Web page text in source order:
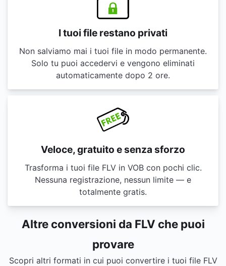
I tuoi file restano privati
Non salviamo mai i tuoi file in modo permanente.
Solo tu puoi accedervi e vengono eliminati
automaticamente dopo 2 ore.
Veloce, gratuito e senza sforzo
Trasforma i tuoi file FLV in VOB con pochi clic.
Nessuna registrazione, nessun limite — e
totalmente gratis.
Altre conversioni da FLV che puoi
provare
Scopri altri formati in cui puoi convertire i tuoi file FLV